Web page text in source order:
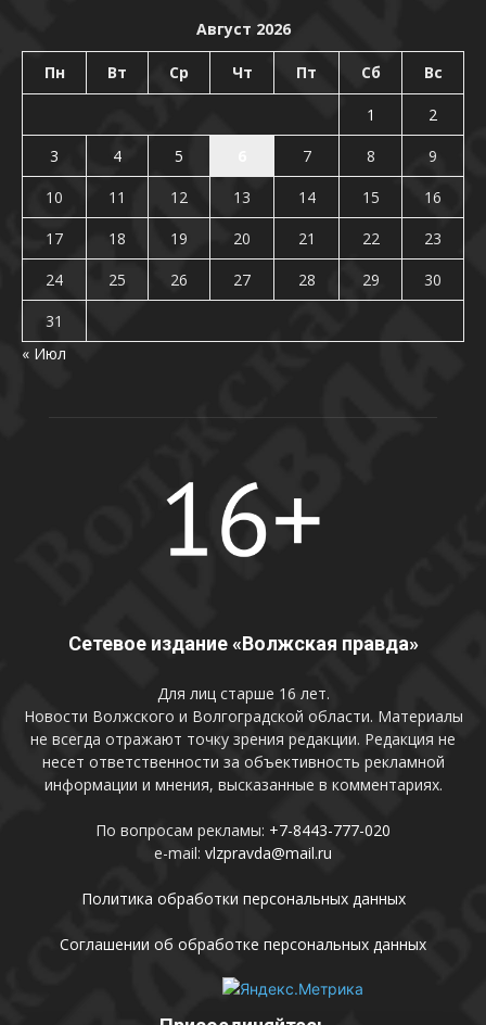
Август 2026
Пн Вт Ср Чт Пт Сб Вс
1
2
3
4 5 7 8
9
10
11 12 13 14 15
16
17
18 19 20 21 22
23
24
25 26 27 28 29
30
31
« Июл
Сетевое издание «Волжская правда»
Для лиц старше 16 лет.
Новости Волжского и Волгоградской области. Материалы
не всегда отражают точку зрения редакции. Редакция не
несет ответственности за объективность рекламной
информации и мнения, высказанные в комментариях.
По вопросам рекламы: +7-8443-777-020
e-mail: vlzpravda@mail.ru
Политика обработки персональных данных
Соглашении об обработке персональных данных